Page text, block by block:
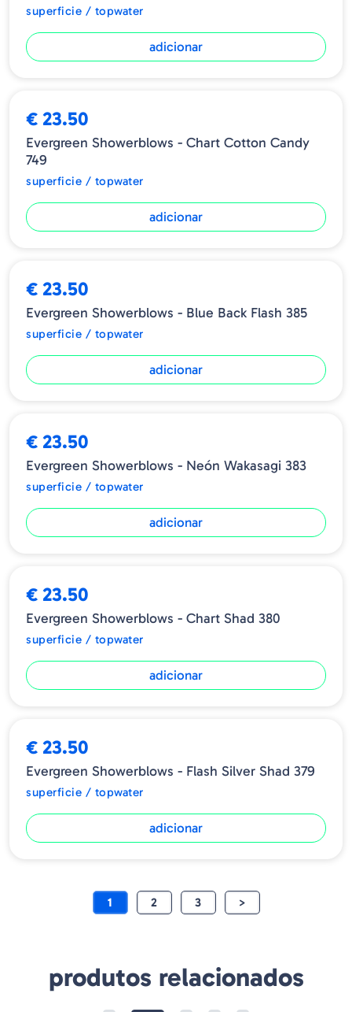
superficie / topwater
adicionar
€ 23.50
Evergreen Showerblows - Chart Cotton Candy
749
superficie / topwater
adicionar
€ 23.50
Evergreen Showerblows - Blue Back Flash 385
superficie / topwater
adicionar
€ 23.50
Evergreen Showerblows - Neón Wakasagi 383
superficie / topwater
adicionar
€ 23.50
Evergreen Showerblows - Chart Shad 380
superficie / topwater
adicionar
€ 23.50
Evergreen Showerblows - Flash Silver Shad 379
superficie / topwater
adicionar
1 2 3 >
produtos relacionados